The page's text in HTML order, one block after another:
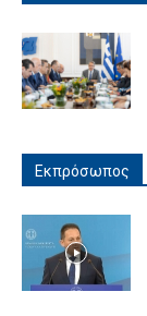
Εκπρόσωπος